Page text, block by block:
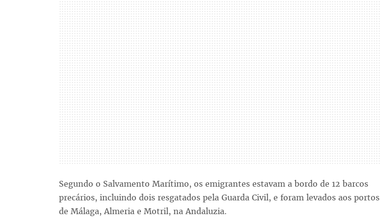
Segundo o Salvamento Marítimo, os emigrantes estavam a bordo de 12 barcos
precários, incluindo dois resgatados pela Guarda Civil, e foram levados aos portos
de Málaga, Almeria e Motril, na Andaluzia.